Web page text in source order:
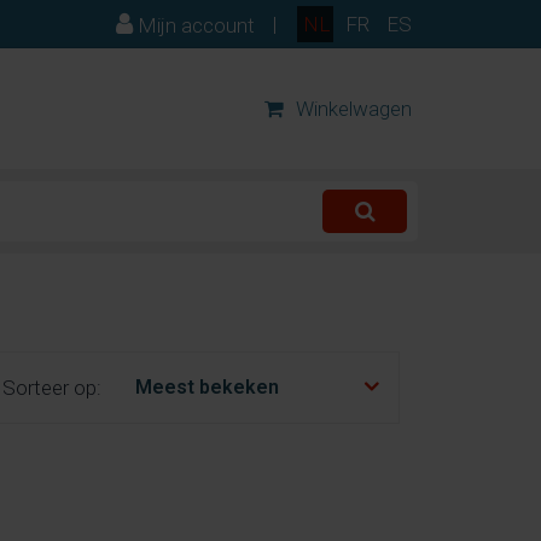
NL FR ES
Mijn account |
Winkelwagen
Sorteer op: